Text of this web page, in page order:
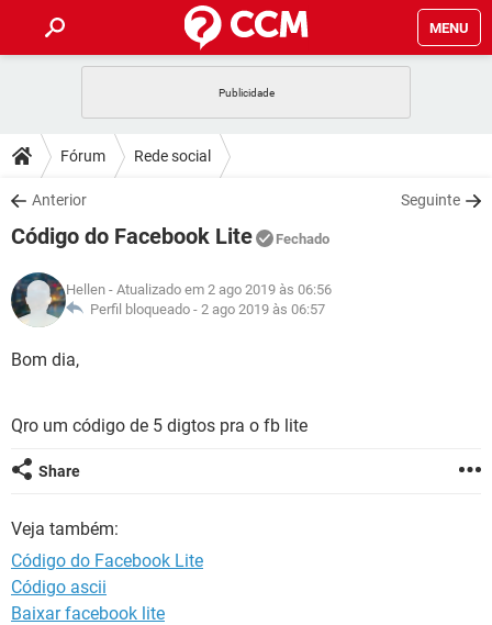
MENU
CELULAR
OUTLOOK
INSTAGRAM GMAIL
GUIA DE COMPRAS
DICAS
JOGOS
INSTAGRAM GMAIL
GUIA DE COMPRAS
DOWNLOADS
JOGOS WHATSAPP
CELULAR
OUTLOOK EXCEL
INSTAGRAM
FÓRUM
JOGOS WHATSAPP
CELULAR
OUTLOOK
GLOSSÁRIO
JOGOS
OUTLOOK EXCEL
INSTAGRAM
Fórum Rede social
Anterior Seguinte
Código do Facebook Lite Fechado
Hellen - Atualizado em 2 ago 2019 às 06:56
Perfil bloqueado - 2 ago 2019 às 06:57
Bom dia,
Qro um código de 5 digtos pra o fb lite
Share
Veja também:
Código do Facebook Lite
Código ascii
Baixar facebook lite